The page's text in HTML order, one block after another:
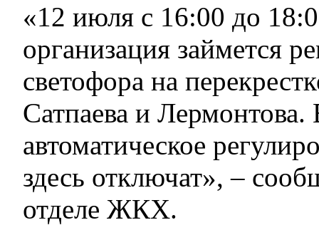
«12 июля с 16:00 до
организация займется
светофора на
Сатпаева и Лермонтова.
автоматическое
здесь отключат», –
отделе ЖКХ.